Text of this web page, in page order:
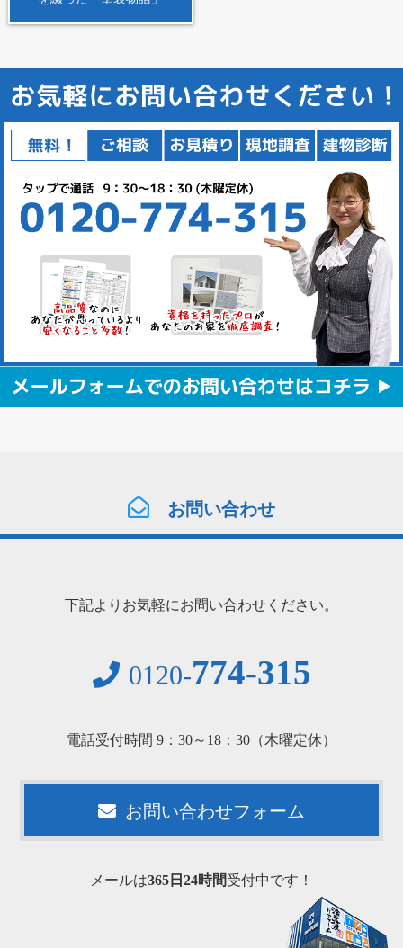
お問い合わせ
下記よりお気軽にお問い合わせください。
0120-774-315
電話受付時間 9：30～18：30（木曜定休）
お問い合わせフォーム
メールは365日24時間受付中です！